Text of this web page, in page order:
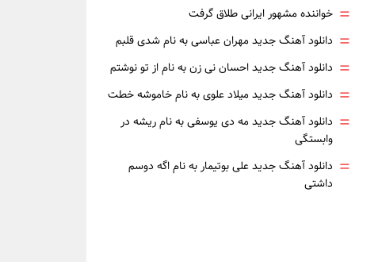
= خواننده مشهور ایرانی طلاق گرفت
= دانلود آهنگ جدید مهران عباسی به نام شدی قلبم
= دانلود آهنگ جدید احسان نی زن به نام از تو نوشتم
= دانلود آهنگ جدید میلاد علوی به نام خاموشه خطت
= دانلود آهنگ جدید مه دی یوسفی به نام ریشه در
وابستگی
= دانلود آهنگ جدید علی بوتیمار به نام اگه دوسم
داشتی